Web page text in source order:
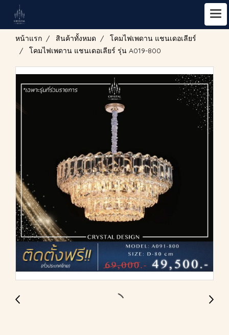
หน้าแรก สินค้าทั้งหมด
โคมไฟเพดาน แชนเดอเลียร์
โคมไฟเพดาน แชนเดอเลียร์ รุ่น A019-800